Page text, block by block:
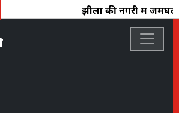
झीलों की नगरी में जमघट